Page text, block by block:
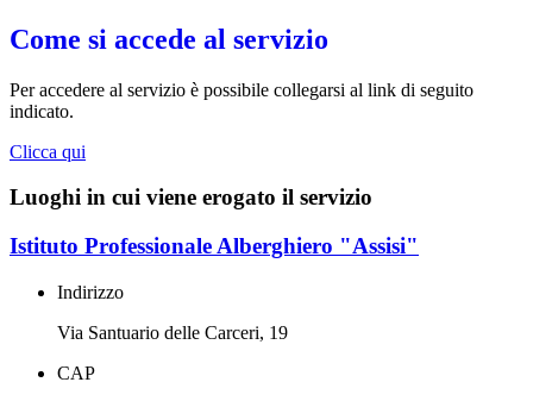
Come si accede al servizio
Per accedere al servizio è possibile collegarsi al link di seguito
indicato.
Clicca qui
Luoghi in cui viene erogato il servizio
Istituto Professionale Alberghiero "Assisi"
Indirizzo
Via Santuario delle Carceri, 19
CAP